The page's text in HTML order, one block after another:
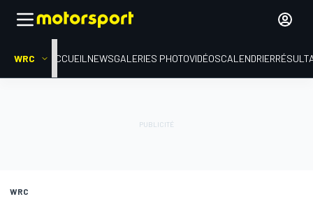
WRC ACCUEIL NEWSGALERIES PHOTOVIDÉOSCALENDRIER
WRC